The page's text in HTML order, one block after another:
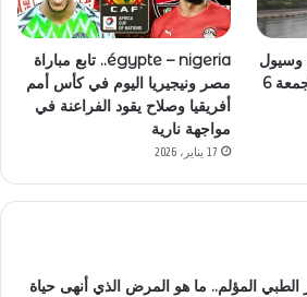
وسيول
محتملة في المغرب غدًا الجمعة 6
égypte – nigeria.. تابع مباراة
مصر ونيجيريا اليوم في كأس أمم
أفريقيا وصلاح يقود الفراعنة في
مواجهة نارية
17 يناير، 2026
الطبي المؤلم.. ما هو المرض الذي أنهى حياة